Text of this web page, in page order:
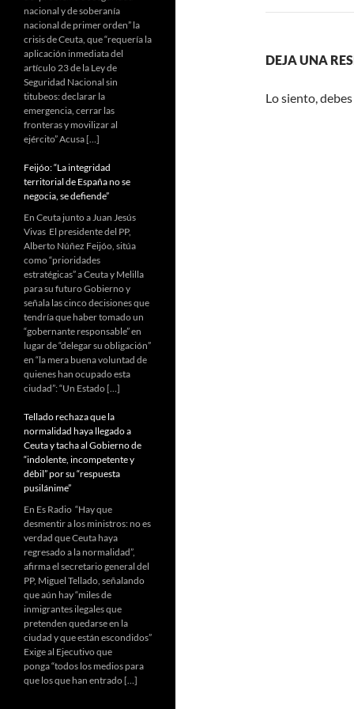
DEJA UNA
Lo siento,
nacional y de soberanía
nacional de primer orden” la
crisis de Ceuta, que “requería la
aplicación inmediata del
artículo 23 de la Ley de
Seguridad Nacional sin
titubeos: declarar la
emergencia, cerrar las
fronteras y movilizar al
ejército” Acusa […]
Feijóo: “La integridad
territorial de España no se
negocia, se defiende”
En Ceuta junto a Juan Jesús
Vivas El presidente del PP,
Alberto Núñez Feijóo, sitúa
como “prioridades
estratégicas” a Ceuta y Melilla
para su futuro Gobierno y
señala las cinco decisiones que
tendría que haber tomado un
“gobernante responsable” en
lugar de “delegar su obligación”
en “la mera buena voluntad de
quienes han ocupado esta
ciudad”: “Un Estado […]
Tellado rechaza que la
normalidad haya llegado a
Ceuta y tacha al Gobierno de
“indolente, incompetente y
débil” por su “respuesta
pusilánime”
En Es Radio “Hay que
desmentir a los ministros: no es
verdad que Ceuta haya
regresado a la normalidad”,
afirma el secretario general del
PP, Miguel Tellado, señalando
que aún hay “miles de
inmigrantes ilegales que
pretenden quedarse en la
ciudad y que están escondidos”
Exige al Ejecutivo que
ponga “todos los medios para
que los que han entrado […]